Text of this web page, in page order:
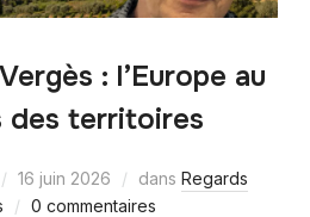
: l’Europe au
des territoires
16 juin 2026 dans Regards
0 commentaires